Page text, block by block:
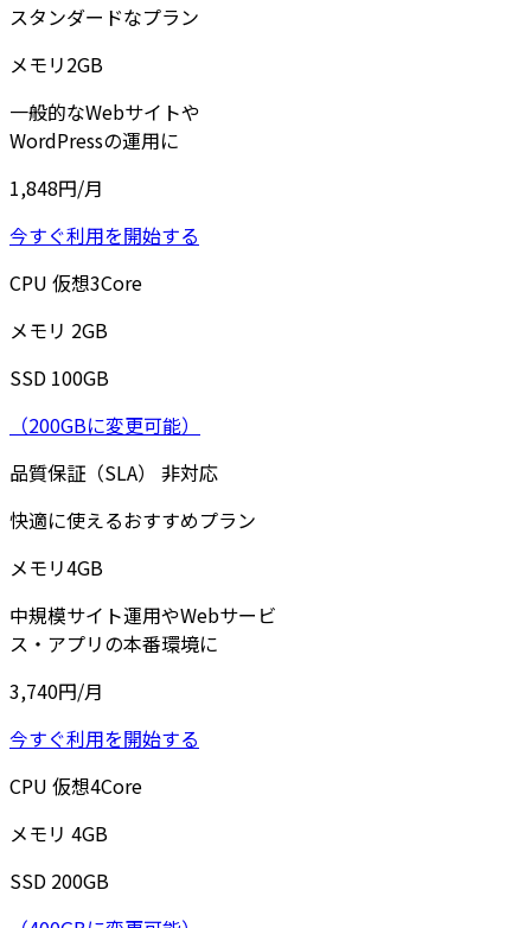
スタンダードなプラン
メモリ2GB
一般的なWebサイトや
WordPressの運用に
1,848円/月
今すぐ利用を開始する
CPU 仮想3Core
メモリ 2GB
SSD 100GB
（200GBに変更可能）
品質保証（SLA）
非対応
快適に使えるおすすめプラン
メモリ4GB
中規模サイト運用やWebサービ
ス・アプリの本番環境に
3,740円/月
今すぐ利用を開始する
CPU 仮想4Core
メモリ 4GB
SSD 200GB